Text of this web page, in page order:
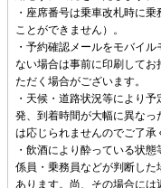
・座席番号は乗車改札時に
ことができません）。
・予約確認メールをモバイ
ない場合は事前に印刷して
ただく場合がございます。
・天候・道路状況等により
発、到着時間が大幅に異な
は応じられませんのでご了承
・飲酒により酔っている状
係員・乗務員などが判断し
あります。尚、その場合には